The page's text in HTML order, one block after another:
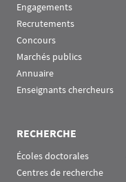
Engagements
Recrutements
Concours
Marchés publics
Annuaire
Enseignants chercheurs
RECHERCHE
Écoles doctorales
Centres de recherche